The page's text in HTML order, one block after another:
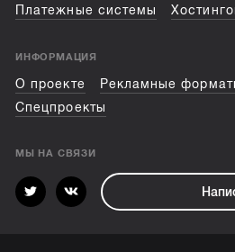
Платежные системы
ИНФОРМАЦИЯ
О проекте Рекламные
Спецпроекты
МЫ НА СВЯЗИ